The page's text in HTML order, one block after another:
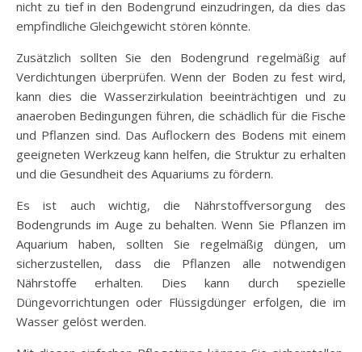
nicht zu tief in den Bodengrund einzudringen, da dies das
empfindliche Gleichgewicht stören könnte.
Zusätzlich sollten Sie den Bodengrund regelmäßig auf
Verdichtungen überprüfen. Wenn der Boden zu fest wird,
kann dies die Wasserzirkulation beeinträchtigen und zu
anaeroben Bedingungen führen, die schädlich für die Fische
und Pflanzen sind. Das Auflockern des Bodens mit einem
geeigneten Werkzeug kann helfen, die Struktur zu erhalten
und die Gesundheit des Aquariums zu fördern.
Es ist auch wichtig, die Nährstoffversorgung des
Bodengrunds im Auge zu behalten. Wenn Sie Pflanzen im
Aquarium haben, sollten Sie regelmäßig düngen, um
sicherzustellen, dass die Pflanzen alle notwendigen
Nährstoffe erhalten. Dies kann durch spezielle
Düngevorrichtungen oder Flüssigdünger erfolgen, die im
Wasser gelöst werden.